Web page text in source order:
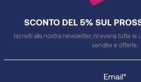
SCONTO DEL 5% SUL
Iscriviti alla nostra newsletter, riceverai tutte le
vendite e offerte.
Email*